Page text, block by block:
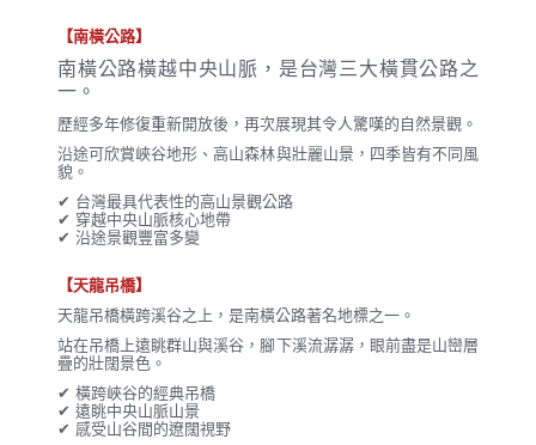
【南橫公路】
南橫公路橫越中央山脈，是台灣三大橫貫公路之
一。
歷經多年修復重新開放後，再次展現其令人驚嘆的自然景觀。
沿途可欣賞峽谷地形、高山森林與壯麗山景，四季皆有不同風
貌。
✔ 台灣最具代表性的高山景觀公路
✔ 穿越中央山脈核心地帶
✔ 沿途景觀豐富多變
【天龍吊橋】
天龍吊橋橫跨溪谷之上，是南橫公路著名地標之一。
站在吊橋上遠眺群山與溪谷，腳下溪流潺潺，眼前盡是山巒層
疊的壯闊景色。
✔ 橫跨峽谷的經典吊橋
✔ 遠眺中央山脈山景
✔ 感受山谷間的遼闊視野